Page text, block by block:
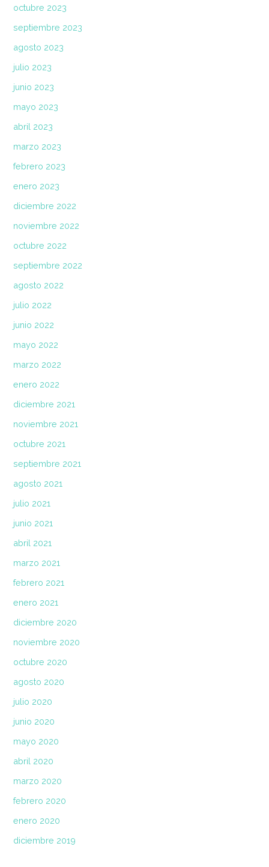
octubre 2023
septiembre 2023
agosto 2023
julio 2023
junio 2023
mayo 2023
abril 2023
marzo 2023
febrero 2023
enero 2023
diciembre 2022
noviembre 2022
octubre 2022
septiembre 2022
agosto 2022
julio 2022
junio 2022
mayo 2022
marzo 2022
enero 2022
diciembre 2021
noviembre 2021
octubre 2021
septiembre 2021
agosto 2021
julio 2021
junio 2021
abril 2021
marzo 2021
febrero 2021
enero 2021
diciembre 2020
noviembre 2020
octubre 2020
agosto 2020
julio 2020
junio 2020
mayo 2020
abril 2020
marzo 2020
febrero 2020
enero 2020
diciembre 2019